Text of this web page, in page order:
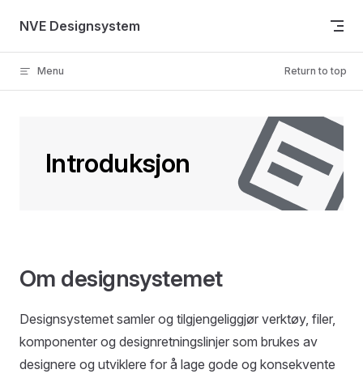
Skip to content
NVE Designsystem
Menu Return to top
Introduksjon
Om designsystemet
Designsystemet samler og tilgjengeliggjør verktøy, filer,
komponenter og designretningslinjer som brukes av
designere og utviklere for å lage gode og konsekvente